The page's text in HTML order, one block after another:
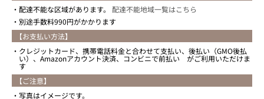
配達不能な区域があります。 配達不能地域一覧はこちら
別途手数料990円がかかります
【お支払い方法】
クレジットカード、携帯電話料金と合わせて支払い、後払い（GMO後払
い）、Amazonアカウント決済、コンビニで前払い がご利用いただけま
す
【ご注意】
写真はイメージです。